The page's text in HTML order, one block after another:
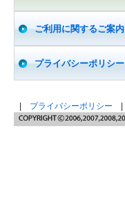
ご利用に関するご案内
プライバシーポリシー
プライバシーポリシー